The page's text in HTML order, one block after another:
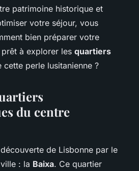
patrimoine historique et
votre séjour, vous
bien préparer votre
à explorer les quartiers
cette perle lusitanienne ?
du centre
de Lisbonne par le
: la Baixa. Ce quartier